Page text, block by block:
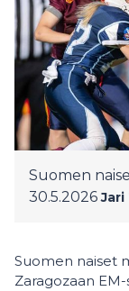
Suomen
30.5.2026 Jari
Suomen naiset
Zaragozaan